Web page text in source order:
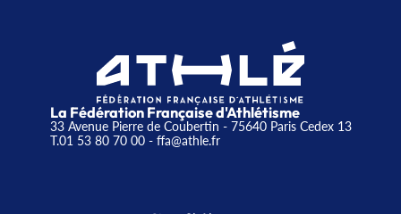
La Fédération Française d'Athlétisme
33 Avenue Pierre de Coubertin - 75640 Paris Cedex 13
T.01 53 80 70 00- ffa@athle.fr